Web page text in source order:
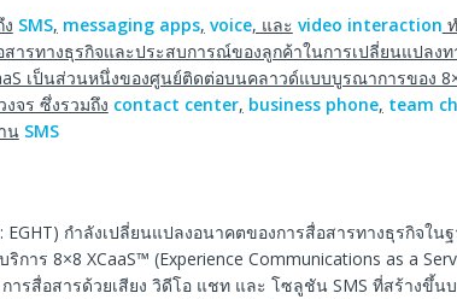
SMS, messaging apps, voice, และ video interaction
สารทางธุรกิจและประสบการณ์ของลูกค้าในการเปลี่ยนแปลง
เป็นส่วนหนึ่งของศูนย์ติดต่อบนคลาวด์แบบบูรณาการของ
จร ซึ่งรวมถึง contact center, business phone, team
น SMS
EGHT) กำลังเปลี่ยนแปลงอนาคตของการสื่อสารทางธุรกิจใ
ริการ 8×8 XCaaS™ (Experience Communications as a
ารสื่อสารด้วยเสียง วิดีโอ แชท และ โซลูชัน SMS ที่สร้างขึ้น